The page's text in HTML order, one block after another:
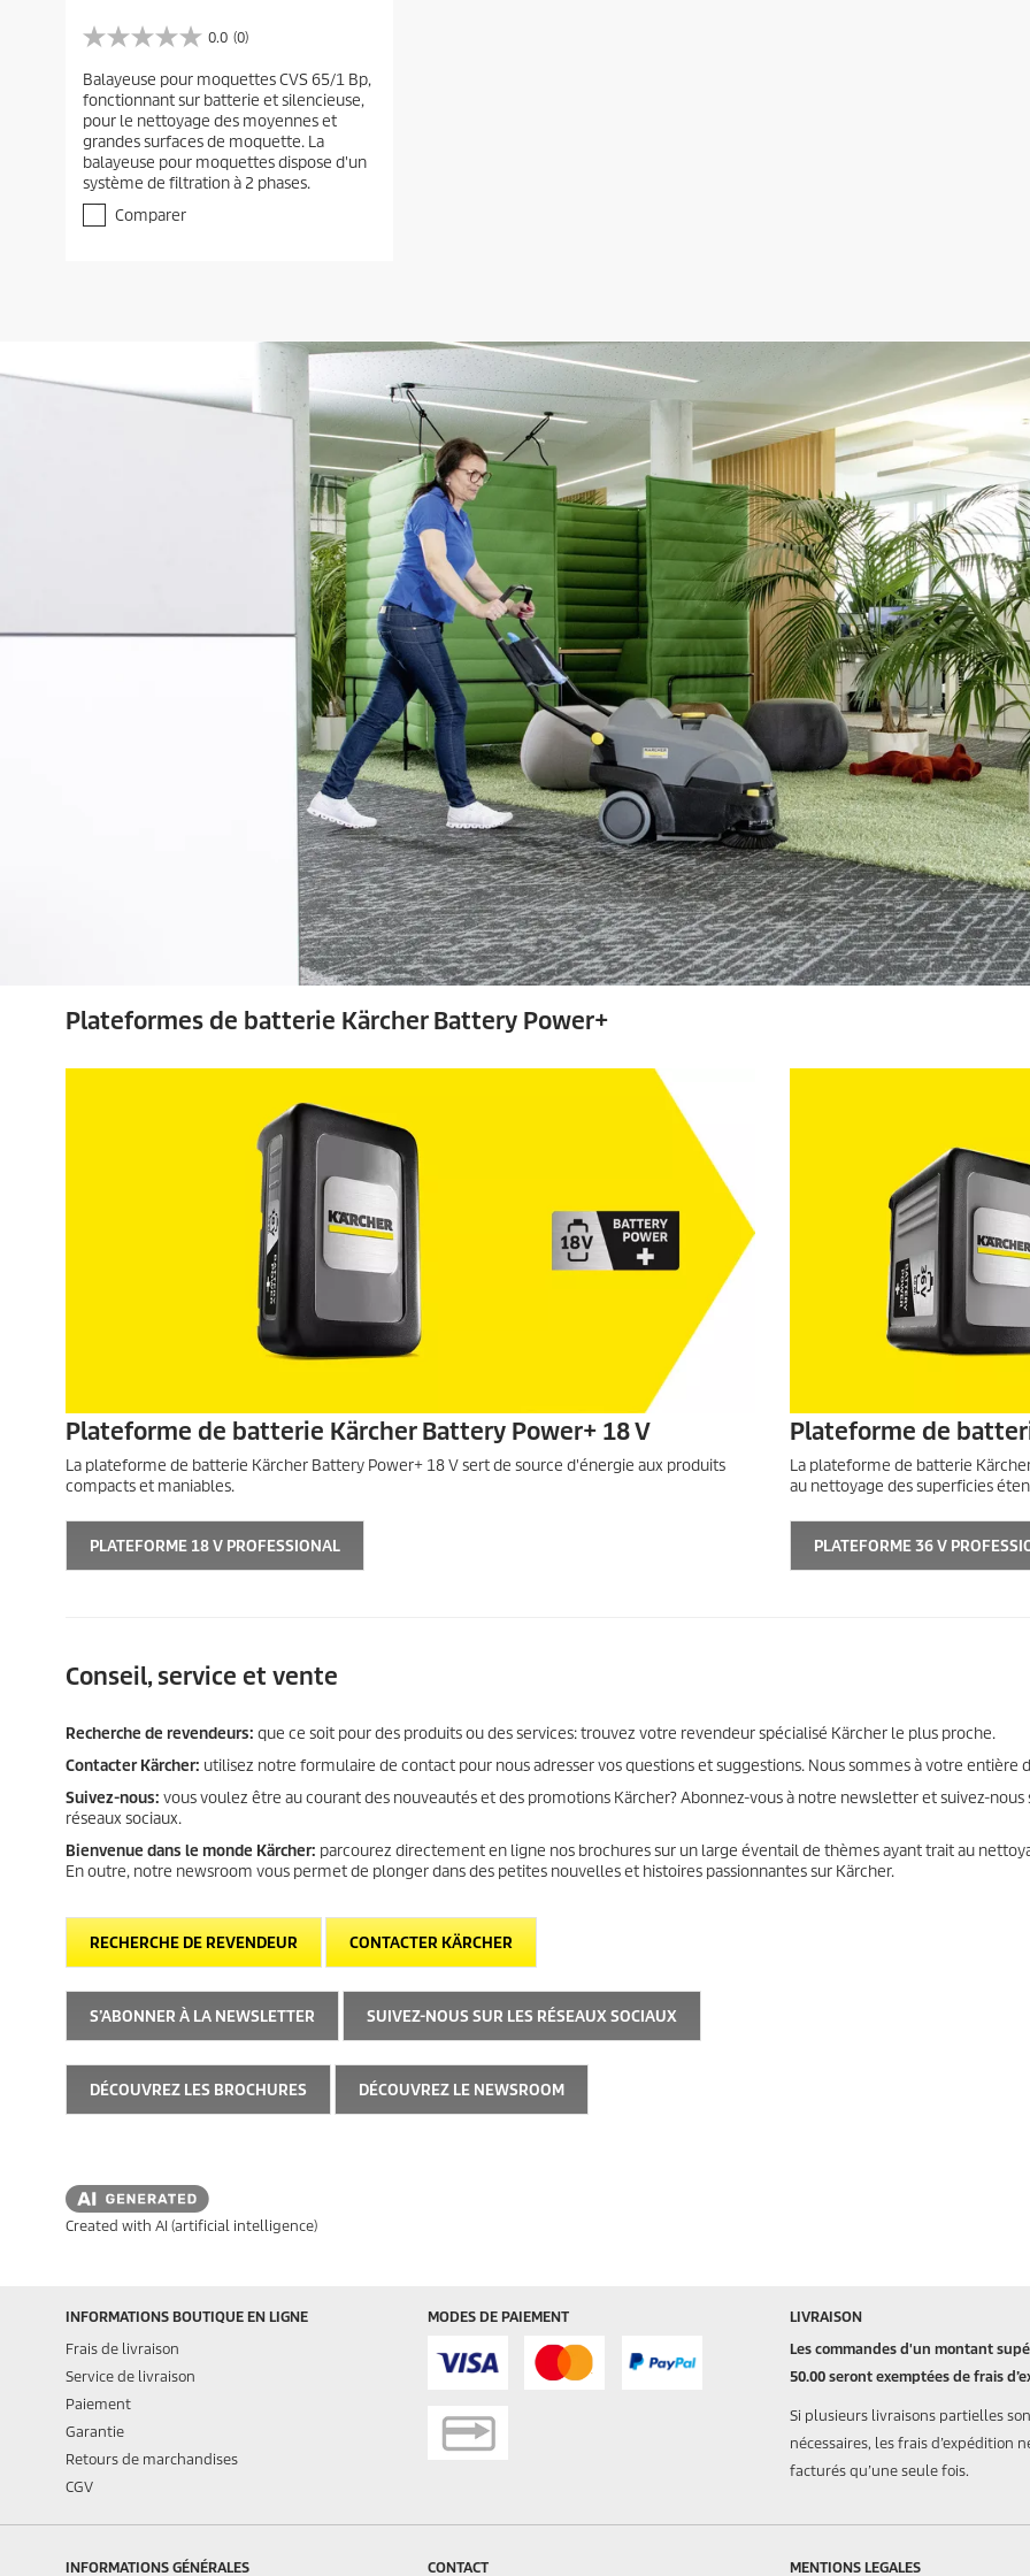
0.0 (0)
0
0
s
u
r
5
é
o
Balayeuse pour moquettes CVS 65/1 Bp,
fonctionnant sur batterie et silencieuse,
pour le nettoyage des moyennes et
grandes surfaces de moquette. La
balayeuse pour moquettes dispose d'un
système de filtration à 2 phases.
Comparer
Plateformes de batterie Kärcher Battery Power+
Plateforme de batterie Kärcher Battery Power+ 18 V
La plateforme de batterie Kärcher Battery Power+ 18 V sert de source d'énergie aux produits
compacts et maniables.
PLATEFORME 18 V PROFESSIONAL
Plateforme de
La plateforme de batterie
au nettoyage des superficies
PLATEFORME 36 V
Conseil, service et vente
Recherche de revendeurs: que ce soit pour des produits ou des services: trouvez votre revendeur spécialisé Kärcher le plus proche.
Contacter Kärcher: utilisez notre formulaire de contact pour nous adresser vos questions et suggestions. Nous sommes à votre entière
Suivez-nous: vous voulez être au courant des nouveautés et des promotions Kärcher? Abonnez-vous à notre newsletter et suivez-nous
réseaux sociaux.
Bienvenue dans le monde Kärcher: parcourez directement en ligne nos brochures sur un large éventail de thèmes ayant trait au
En outre, notre newsroom vous permet de plonger dans des petites nouvelles et histoires passionnantes sur Kärcher.
RECHERCHE DE REVENDEUR CONTACTER KÄRCHER
S’ABONNER À LA NEWSLETTER SUIVEZ-NOUS SUR LES RÉSEAUX SOCIAUX
DÉCOUVREZ LES BROCHURES DÉCOUVREZ LE NEWSROOM
Created with AI (artificial intelligence)
INFORMATIONS BOUTIQUE EN LIGNE
Frais de livraison
Service de livraison
Paiement
Garantie
Retours de marchandises
CGV
MODES DE PAIEMENT
LIVRAISON
Les commandes d'un montant
50.00 seront exemptées de frais
Si plusieurs livraisons partielles
nécessaires, les frais d’expédition
facturés qu’une seule fois.
INFORMATIONS GÉNÉRALES CONTACT MENTIONS LEGALES